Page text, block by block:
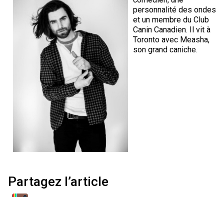
personnalité des ondes
et un membre du Club
Canin Canadien. Il vit à
Toronto avec Measha,
son grand caniche.
Partagez l’article